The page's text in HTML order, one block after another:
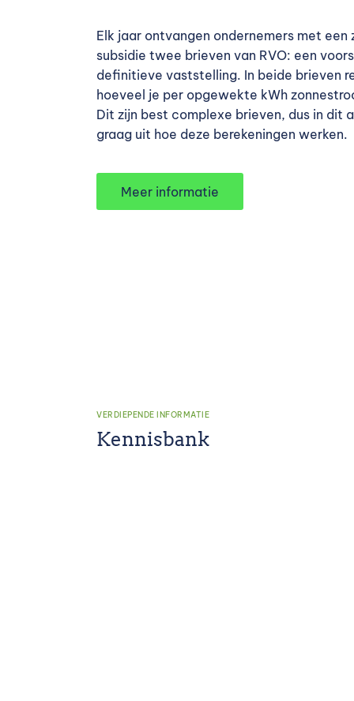
Elk jaar ontvangen ondernemers met een
subsidie twee brieven van RVO: een
definitieve vaststelling. In beide brieven
hoeveel je per opgewekte kWh
Dit zijn best complexe brieven, dus in dit
graag uit hoe deze berekeningen werken.
Meer informatie
VERDIEPENDE INFORMATIE
Kennisbank